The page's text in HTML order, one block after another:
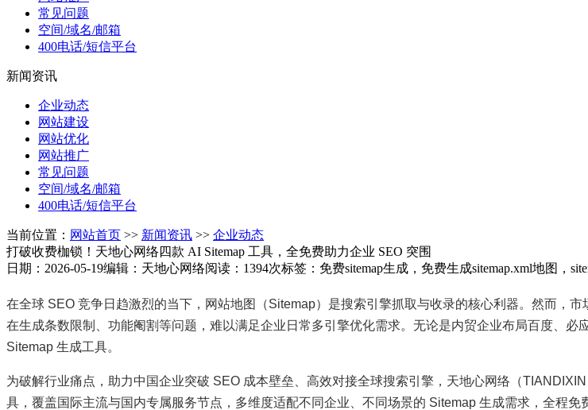
常见问题
空间/域名/邮箱
400电话/短信平台
新闻资讯
企业动态
网站建设
网站优化
网站推广
常见问题
空间/域名/邮箱
400电话/短信平台
当前位置： 网站首页 >> 新闻资讯 >> 企业动态
打破收费枷锁！天地心网络四款 AI Sitemap 工具，全免费助力企业 SEO 突围
日期：2026-05-19编辑：天地心网络阅读：1394次标签：免费sitemap生成，免费生成sitemap.xml地图，
在全球 SEO 竞争日趋激烈的当下，网站地图（Sitemap）是搜索引擎抓取与收录的核心利器。然而，
在生成条数限制、功能阉割等问题，难以满足企业日常多引擎优化需求。无论是内贸企业布局百度、
Sitemap 生成工具。
为破解行业痛点，助力中国企业突破 SEO 成本壁垒、高效对接全球搜索引擎，天地心网络（
具，覆盖国际主流与国内专属服务节点，多维度适配不同企业、不同场景的 Sitemap 生成需求，全程免